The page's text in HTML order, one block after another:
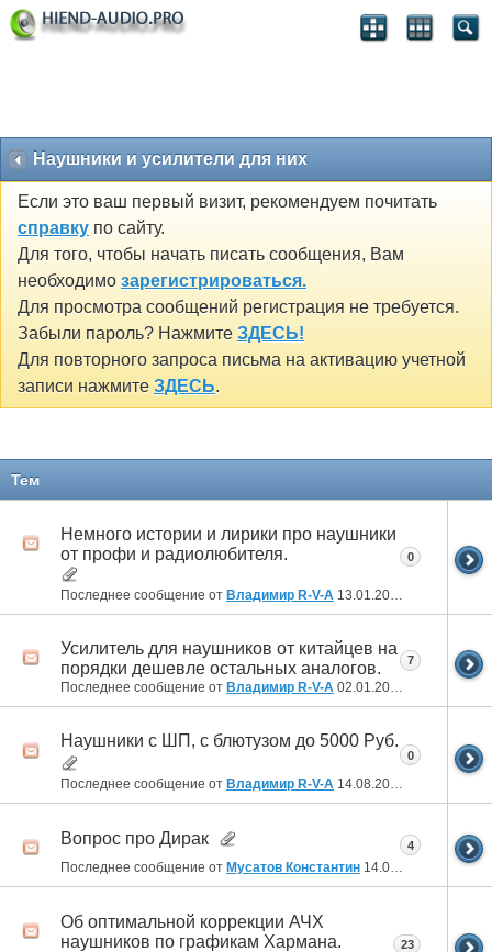
Наушники и усилители для них
Если это ваш первый визит, рекомендуем почитать
справку по сайту.
Для того, чтобы начать писать сообщения, Вам
необходимо зарегистрироваться.
Для просмотра сообщений регистрация не требуется.
Забыли пароль? Нажмите ЗДЕСЬ!
Для повторного запроса письма на активацию учетной
записи нажмите ЗДЕСЬ.
Тем
Немного истории и лирики про наушники
от профи и радиолюбителя.
Последнее сообщение от Владимир R-V-A 13.01.2025
0
Усилитель для наушников от китайцев на
порядки дешевле остальных аналогов.
Последнее сообщение от Владимир R-V-A 02.01.2025
7
Наушники с ШП, с блютузом до 5000 Руб.
Последнее сообщение от Владимир R-V-A 14.08.2024
0
Вопрос про Дирак
Последнее сообщение от Мусатов Константин 14.07.2024 18:18
4
Об оптимальной коррекции АЧХ
наушников по графикам Хармана.
23